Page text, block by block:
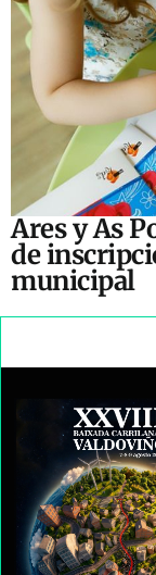
Ares y As
de
municipal